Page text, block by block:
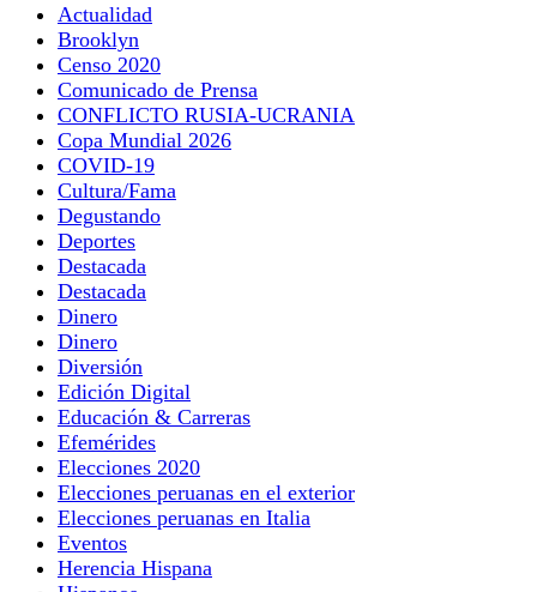
Actualidad
Brooklyn
Censo 2020
Comunicado de Prensa
CONFLICTO RUSIA-UCRANIA
Copa Mundial 2026
COVID-19
Cultura/Fama
Degustando
Deportes
Destacada
Destacada
Dinero
Dinero
Diversión
Edición Digital
Educación & Carreras
Efemérides
Elecciones 2020
Elecciones peruanas en el exterior
Elecciones peruanas en Italia
Eventos
Herencia Hispana